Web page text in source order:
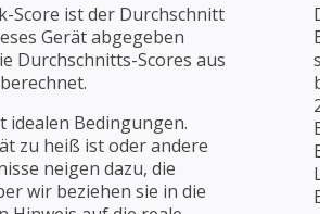
Score ist der Durchschnitt
Gerät abgegeben
Durchschnitts-Scores aus
idealen Bedingungen.
zu heiß ist oder andere
neigen dazu, die
wir beziehen sie in die